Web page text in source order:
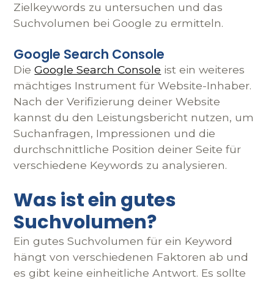
Zielkeywords zu untersuchen und das
Suchvolumen bei Google zu ermitteln.
Google Search Console
DieGoogle Search Console ist ein weiteres
mächtiges Instrument für Website-Inhaber.
Nach der Verifizierung deiner Website
kannst du den Leistungsbericht nutzen, um
Suchanfragen, Impressionen und die
durchschnittliche Position deiner Seite für
verschiedene Keywords zu analysieren.
Was ist ein gutes
Suchvolumen?
Ein gutes Suchvolumen für ein Keyword
hängt von verschiedenen Faktoren ab und
es gibt keine einheitliche Antwort. Es sollte